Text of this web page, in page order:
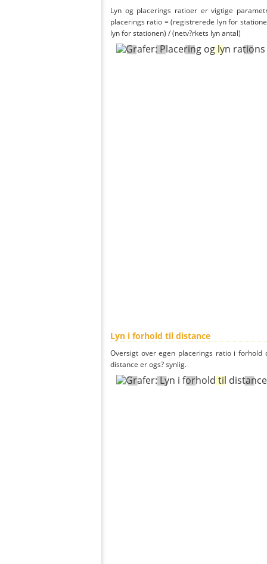
Lyn og placerings ratioer er vigtige
placerings ratio = (registrerede lyn for
lyn for stationen) / (netv?rkets lyn antal)
Lyn i forhold til distance
Oversigt over egen placerings ratio i
distance er ogs? synlig.